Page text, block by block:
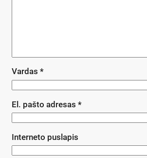
Vardas *
El. pašto adresas *
Interneto puslapis